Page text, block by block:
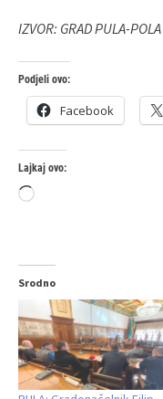
IZVOR: GRAD PULA-POLA
Podjeli ovo:
Facebook
Lajkaj ovo:
Loading…
Srodno